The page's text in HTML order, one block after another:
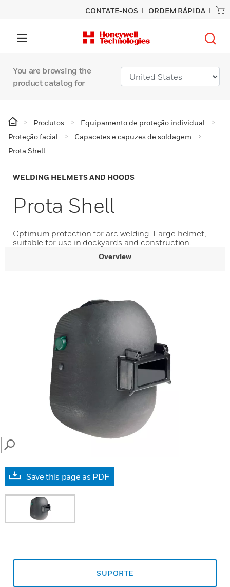
CONTATE-NOS ORDEM RÁPIDA
You are browsing the
product catalog for
Produtos
Equipamento de proteção individual
Proteção facial
Capacetes e capuzes de soldagem
Prota Shell
WELDING HELMETS AND HOODS
Prota Shell
Optimum protection for arc welding. Large helmet,
suitable for use in dockyards and construction.
Overview
SEARCH
Save this page as PDF
SUPORTE